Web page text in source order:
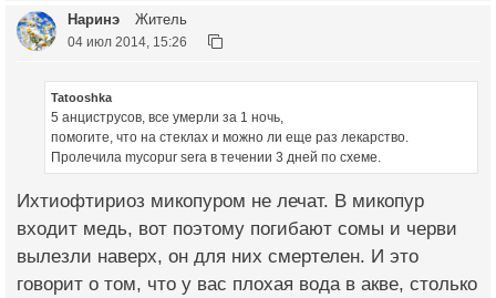
Наринэ Житель
04 июл 2014, 15:26
Tatooshka
5 анциструсов, все умерли за 1 ночь,
помогите, что на стеклах и можно ли еще раз лекарство.
Пролечила mycopur sera в течении 3 дней по схеме.
Ихтиофтириоз микопуром не лечат. В микопур
входит медь, вот поэтому погибают сомы и черви
вылезли наверх, он для них смертелен. И это
говорит о том, что у вас плохая вода в акве, столько